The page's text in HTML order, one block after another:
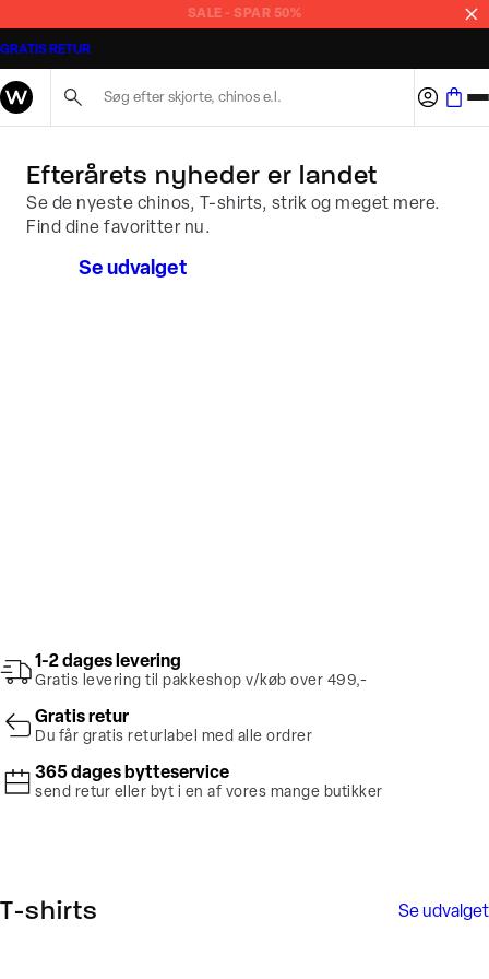
Tøj til mænd - Nyheder og tilbud - WAGNER
SALE - SPAR 50%
GRATIS RETUR
Efterårets nyheder er landet
Se de nyeste chinos, T-shirts, strik og meget mere.
Find dine favoritter nu.
Se udvalget
1-2 dages levering
Gratis levering til pakkeshop v/køb over 499,-
Gratis retur
Du får gratis returlabel med alle ordrer
365 dages bytteservice
send retur eller byt i en af vores mange butikker
T-shirts Se udvalget